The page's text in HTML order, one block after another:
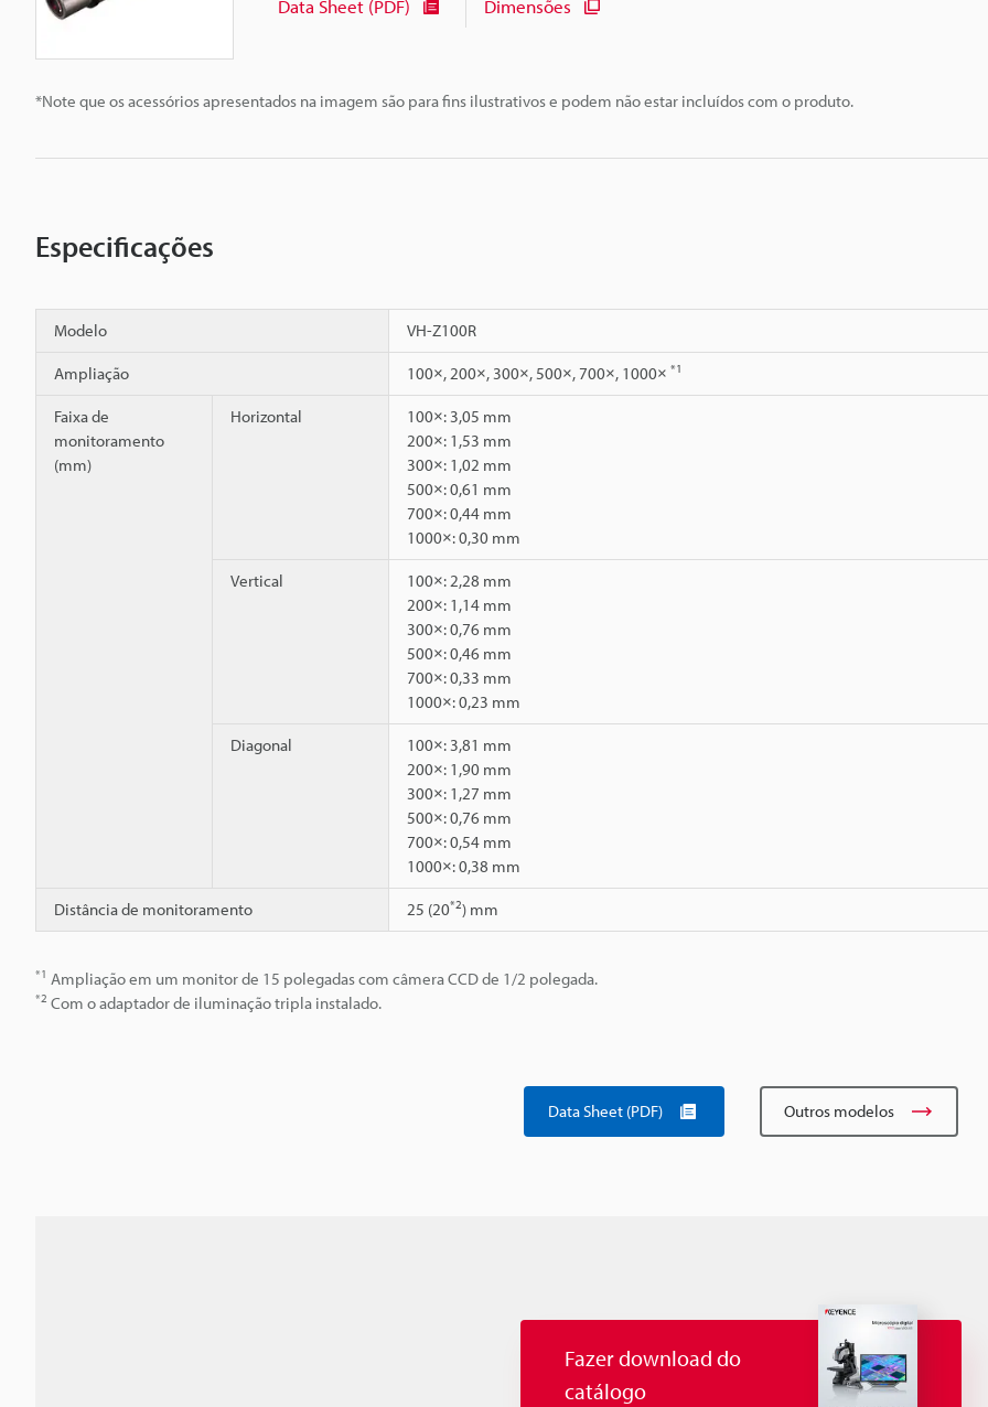
*Note que os acessórios apresentados na imagem são para fins ilustrativos e podem não estar incluídos com o produto.
Data Sheet (PDF) Dimensões
Especificações
Modelo VH-Z100R
Ampliação 100×, 200×, 300×, 500×, 700×, 1000× *1
Faixa de
monitoramento
(mm)
Horizontal
100×: 3,05 mm
200×: 1,53 mm
300×: 1,02 mm
500×: 0,61 mm
700×: 0,44 mm
1000×: 0,30 mm
Vertical
100×: 2,28 mm
200×: 1,14 mm
300×: 0,76 mm
500×: 0,46 mm
700×: 0,33 mm
1000×: 0,23 mm
Diagonal
100×: 3,81 mm
200×: 1,90 mm
300×: 1,27 mm
500×: 0,76 mm
700×: 0,54 mm
1000×: 0,38 mm
Distância de monitoramento 25 (20*2) mm
*1 Ampliação em um monitor de 15 polegadas com câmera CCD de 1/2 polegada.
*2 Com o adaptador de iluminação tripla instalado.
Data Sheet (PDF) Outros modelos
Fazer download do
catálogo